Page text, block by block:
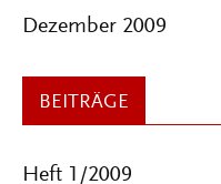
Dezember 2009
BEITRÄGE
Heft 1/2009